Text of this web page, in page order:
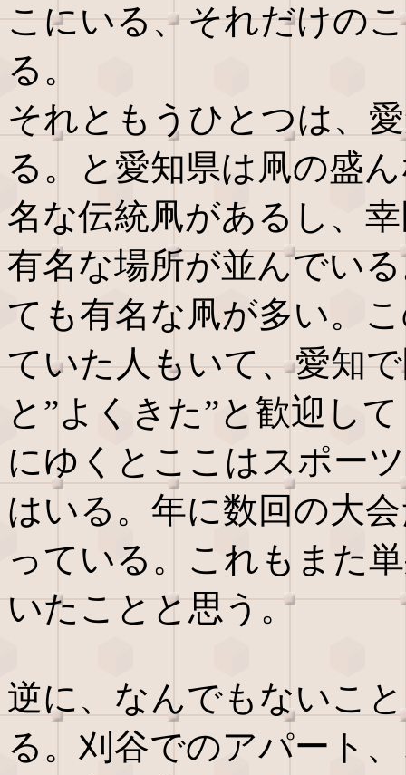
こにいる、それだけの
る。
それともうひとつは、
る。と愛知県は凧の盛
名な伝統凧があるし、
有名な場所が並んでい
ても有名な凧が多い。
ていた人もいて、愛知
と”よくきた”と歓迎し
にゆくとここはスポー
はいる。年に数回の大
っている。これもまた
いたことと思う。
逆に、なんでもないこ
る。刈谷でのアパート